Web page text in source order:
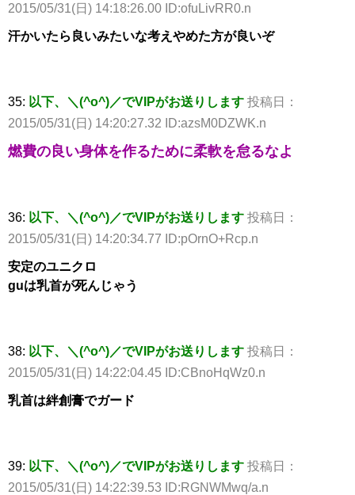
2015/05/31(日) 14:18:26.00 ID:ofuLivRR0.n
汗かいたら良いみたいな考えやめた方が良いぞ
35: 以下、＼(^o^)／でVIPがお送りします 投稿日：
2015/05/31(日) 14:20:27.32 ID:azsM0DZWK.n
燃費の良い身体を作るために柔軟を怠るなよ
36: 以下、＼(^o^)／でVIPがお送りします 投稿日：
2015/05/31(日) 14:20:34.77 ID:pOrnO+Rcp.n
安定のユニクロ
guは乳首が死んじゃう
38: 以下、＼(^o^)／でVIPがお送りします 投稿日：
2015/05/31(日) 14:22:04.45 ID:CBnoHqWz0.n
乳首は絆創膏でガード
39: 以下、＼(^o^)／でVIPがお送りします 投稿日：
2015/05/31(日) 14:22:39.53 ID:RGNWMwq/a.n